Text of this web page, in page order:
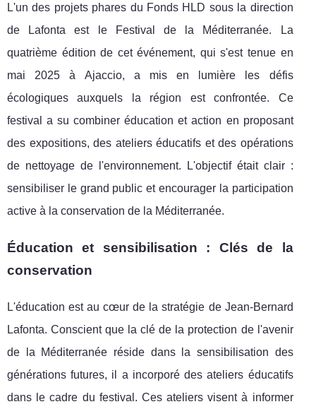
L'un des projets phares du Fonds HLD sous la direction
de Lafonta est le Festival de la Méditerranée. La
quatrième édition de cet événement, qui s'est tenue en
mai 2025 à Ajaccio, a mis en lumière les défis
écologiques auxquels la région est confrontée. Ce
festival a su combiner éducation et action en proposant
des expositions, des ateliers éducatifs et des opérations
de nettoyage de l'environnement. L'objectif était clair :
sensibiliser le grand public et encourager la participation
active à la conservation de la Méditerranée.
Éducation et sensibilisation : Clés de la
conservation
L'éducation est au cœur de la stratégie de Jean-Bernard
Lafonta. Conscient que la clé de la protection de l'avenir
de la Méditerranée réside dans la sensibilisation des
générations futures, il a incorporé des ateliers éducatifs
dans le cadre du festival. Ces ateliers visent à informer